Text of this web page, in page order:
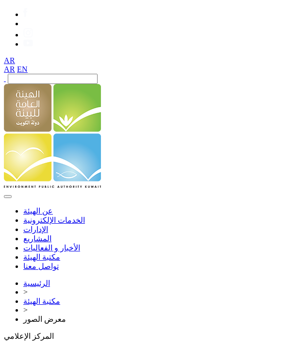
AR
AR EN
عن الهيئة
الخدمات الإلكترونية
الإدارات
المشاريع
الأخبار و الفعاليات
مكتبة الهيئة
تواصل معنا
الرئيسية
>
مكتبة الهيئة
>
معرض الصور
المركز الإعلامي